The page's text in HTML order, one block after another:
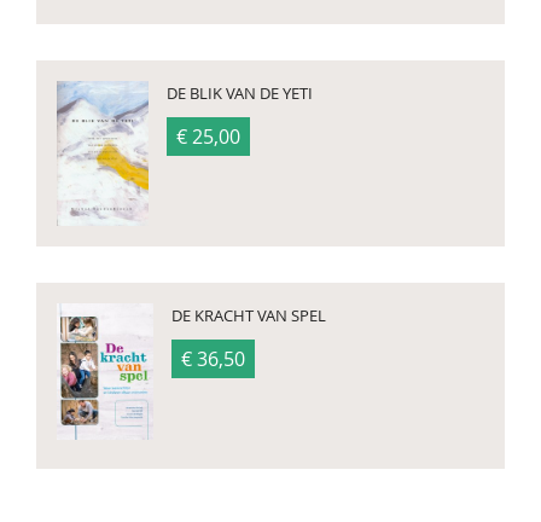
DE BLIK VAN DE YETI
€ 25,00
DE KRACHT VAN SPEL
€ 36,50